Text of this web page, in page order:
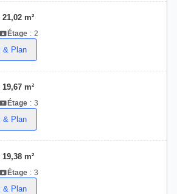
m²
Étage : 2
& Plan
m²
Étage : 3
& Plan
m²
Étage : 3
& Plan